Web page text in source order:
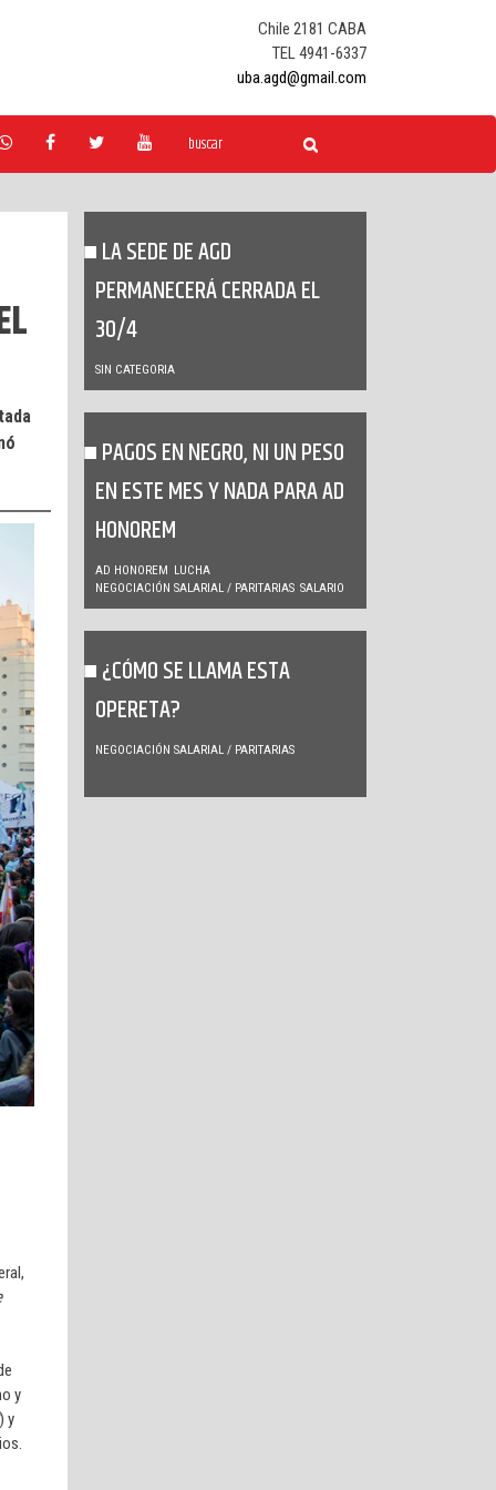
Chile 2181 CABA
TEL 4941-6337
uba.agd@gmail.com
y
) y
LA SEDE DE AGD
PERMANECERÁ CERRADA EL
30/4
SIN CATEGORIA
PAGOS EN NEGRO, NI UN PESO
EN ESTE MES Y NADA PARA AD
HONOREM
AD HONOREM LUCHA
NEGOCIACIÓN SALARIAL / PARITARIAS SALARIO
¿CÓMO SE LLAMA ESTA
OPERETA?
NEGOCIACIÓN SALARIAL / PARITARIAS